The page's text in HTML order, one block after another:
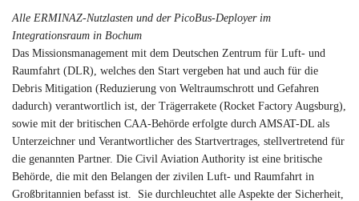
Alle ERMINAZ-Nutzlasten und der PicoBus-Deployer im
Integrationsraum in Bochum
Das Missionsmanagement mit dem Deutschen Zentrum für Luft- und
Raumfahrt (DLR), welches den Start vergeben hat und auch für die
Debris Mitigation (Reduzierung von Weltraumschrott und Gefahren
dadurch) verantwortlich ist, der Trägerrakete (Rocket Factory Augsburg),
sowie mit der britischen CAA-Behörde erfolgte durch AMSAT-DL als
Unterzeichner und Verantwortlicher des Startvertrages, stellvertretend für
die genannten Partner. Die Civil Aviation Authority ist eine britische
Behörde, die mit den Belangen der zivilen Luft- und Raumfahrt in
Großbritannien befasst ist. Sie durchleuchtet alle Aspekte der Sicherheit,